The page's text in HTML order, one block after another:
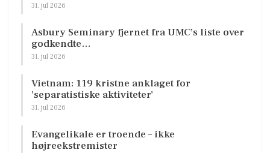
31. jul 2026
Asbury Seminary fjernet fra UMC’s liste over
godkendte…
31. jul 2026
Vietnam: 119 kristne anklaget for
’separatistiske aktiviteter’
31. jul 2026
Evangelikale er troende – ikke
højreekstremister